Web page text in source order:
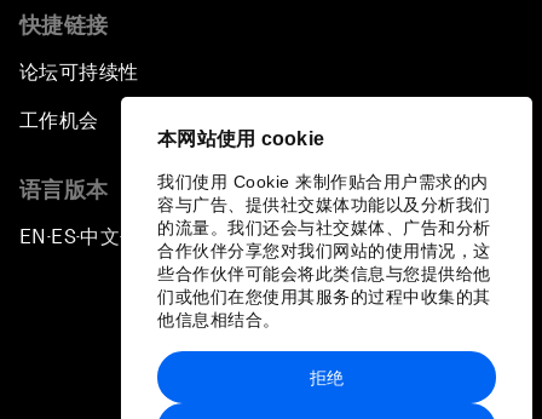
本网站使用 cookie
我们使用 Cookie 来制作贴合用户需求的内
容与广告、提供社交媒体功能以及分析我们
的流量。我们还会与社交媒体、广告和分析
合作伙伴分享您对我们网站的使用情况，这
些合作伙伴可能会将此类信息与您提供给他
们或他们在您使用其服务的过程中收集的其
他信息相结合。
拒绝
快捷链接
论坛可持续性
工作机会
语言版本
EN ▪ES▪中文▪ 日本語